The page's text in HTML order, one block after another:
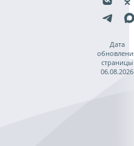
Дата
страницы
06.08.2026